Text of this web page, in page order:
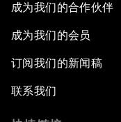
成为我们的合作伙伴
成为我们的会员
订阅我们的新闻稿
联系我们